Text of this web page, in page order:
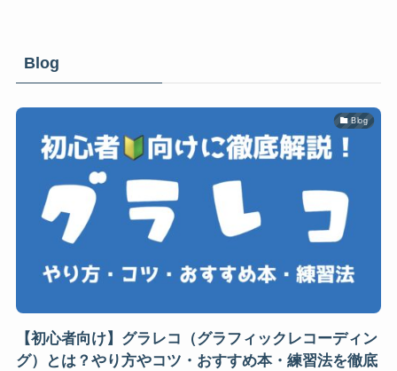
Blog
Blog
【初心者向け】グラレコ（グラフィックレコーディン
グ）とは？やり方やコツ・おすすめ本・練習法を徹底